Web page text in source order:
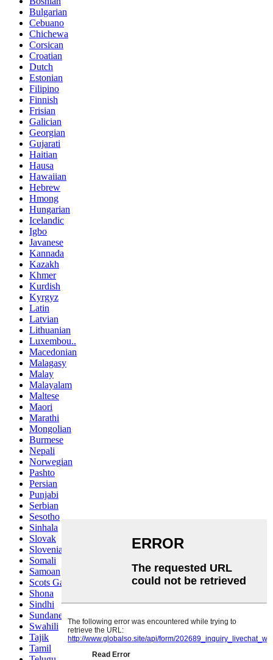
Bulgarian
Cebuano
Chichewa
Corsican
Croatian
Dutch
Estonian
Filipino
Finnish
Frisian
Galician
Georgian
Gujarati
Haitian
Hausa
Hawaiian
Hebrew
Hmong
Hungarian
Icelandic
Igbo
Javanese
Kannada
Kazakh
Khmer
Kurdish
Kyrgyz
Latin
Latvian
Lithuanian
Luxembou..
Macedonian
Malagasy
Malay
Malayalam
Maltese
Maori
Marathi
Mongolian
Burmese
Nepali
Norwegian
Pashto
Persian
Punjabi
Serbian
Sesotho
Sinhala
Slovak
Slovenian
Somali
Samoan
Scots Gaelic
Shona
Sindhi
Sundanese
Swahili
Tajik
Tamil